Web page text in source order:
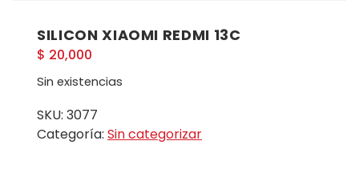
SILICON XIAOMI REDMI 13C
$ 20,000
Sin existencias
SKU: 3077
Categoría: Sin categorizar